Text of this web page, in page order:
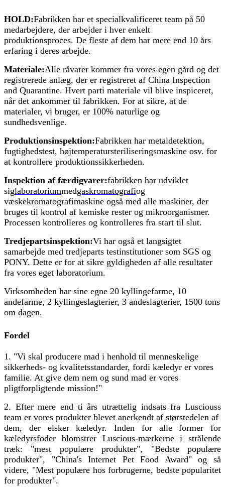
HOLD:Fabrikken har et specialkvalificeret team på 50
medarbejdere, der arbejder i hver enkelt
produktionsproces. De fleste af dem har mere end 10 års
erfaring i deres arbejde.
Materiale:Alle råvarer kommer fra vores egen gård og det
registrerede anlæg, der er registreret af China Inspection
and Quarantine. Hvert parti materiale vil blive inspiceret,
når det ankommer til fabrikken. For at sikre, at de
materialer, vi bruger, er 100% naturlige og
sundhedsvenlige.
Produktionsinspektion:Fabrikken har metaldetektion,
fugtighedstest, højtemperatursteriliseringsmaskine osv. for
at kontrollere produktionssikkerheden.
Inspektion af færdigvarer:fabrikken har udviklet
siglaboratoriummedgaskromatografiog
væskekromatografimaskine også med alle maskiner, der
bruges til kontrol af kemiske rester og mikroorganismer.
Processen kontrolleres og kontrolleres fra start til slut.
Tredjepartsinspektion:Vi har også et langsigtet
samarbejde med tredjeparts testinstitutioner som SGS og
PONY. Dette er for at sikre gyldigheden af ​​alle resultater
fra vores eget laboratorium.
Virksomheden har sine egne 20 kyllingefarme, 10
andefarme, 2 kyllingeslagterier, 3 andeslagterier, 1500 tons
om dagen.
Fordel
1. "Vi skal producere mad i henhold til menneskelige
sikkerheds- og kvalitetsstandarder, fordi kæledyr er vores
familie. At give dem nem og sund mad er vores
pligtforpligtende mission!"
2. Efter mere end ti års utrættelig indsats fra Lusciouss
team er vores produkter blevet anerkendt af størstedelen af ​​
dem, der elsker kæledyr. Inden for alle former for
kæledyrsfoder blomstrer Luscious-mærkerne i strålende
træk: "mest populære produkter", "Bedste populære
produkter", "China's Internet Pet Food Award" og så
videre, "Mest populære hos forbrugerne, bedste popularitet
for produkter".